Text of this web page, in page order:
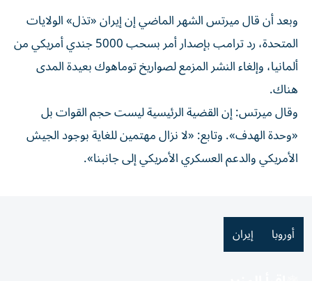
وبعد أن قال ميرتس الشهر الماضي ‌إن إيران «تذل» الولايات
المتحدة، ‌رد ترامب بإصدار ⁠أمر بسحب 5000 جندي أمريكي ‌من
ألمانيا، وإلغاء النشر المزمع لصواريخ توماهوك بعيدة المدى
هناك.
وقال ميرتس: إن القضية ⁠الرئيسية ليست حجم القوات ​بل
«وحدة الهدف». وتابع: «لا نزال مهتمين للغاية بوجود الجيش
الأمريكي والدعم العسكري الأمريكي إلى جانبنا».
أوروبا إيران